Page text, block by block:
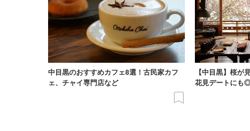
中目黒のおすすめカフェ8選！古民家カフ
ェ、チャイ専門店など
【中目黒】桜が
花見デートにも